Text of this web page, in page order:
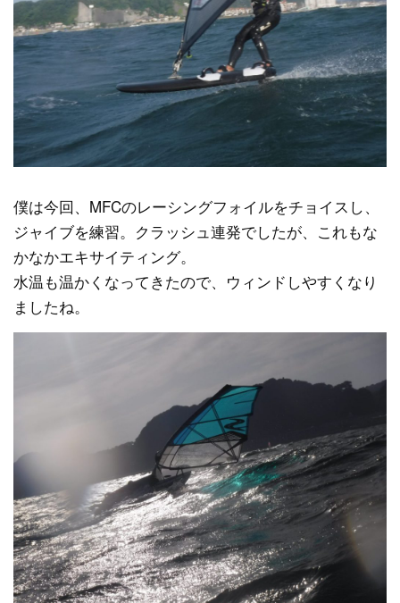
僕は今回、MFCのレーシングフォイルをチョイスし、
ジャイブを練習。クラッシュ連発でしたが、これもな
かなかエキサイティング。
水温も温かくなってきたので、ウィンドしやすくなり
ましたね。